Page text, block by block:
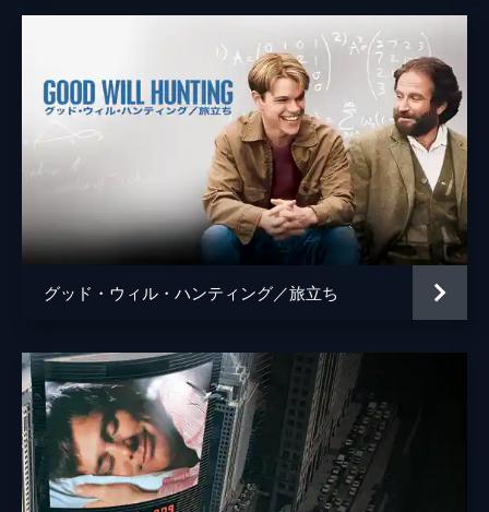
脚本 デイミアン・チャゼル
ジャスティン・ハーウィッツ
製作 フレッド・バーガー
ジョーダン・ホロウィッツ
ゲイリー・ギルバート
マーク・プラット
グッド・ウィル・ハンティング／旅立ち